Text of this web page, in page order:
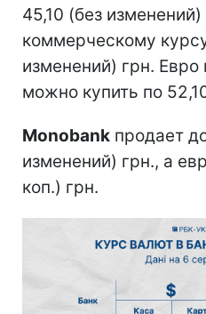
45,10 (без
коммерческому
изменений) грн. Евро
можно купить по
Monobank продает
изменений) грн., а
коп.) грн.